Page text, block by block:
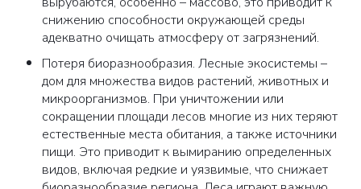
снижению способности окружающей среды
адекватно очищать атмосферу от загрязнений.
Потеря биоразнообразия. Лесные экосистемы –
дом для множества видов растений, животных и
микроорганизмов. При уничтожении или
сокращении площади лесов многие из них теряют
естественные места обитания, а также источники
пищи. Это приводит к вымиранию определенных
видов, включая редкие и уязвимые, что снижает